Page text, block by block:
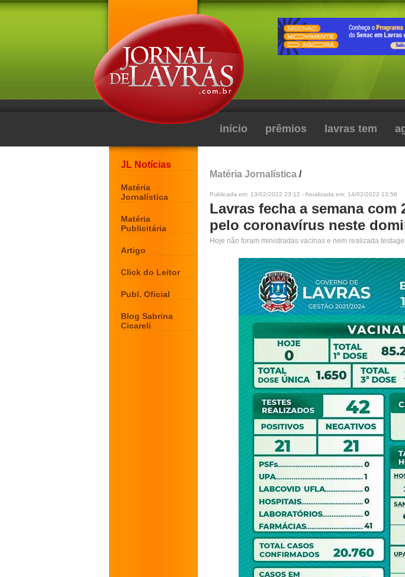
início prêmios lavras tem
JL Notícias
Matéria
Jornalística
Matéria
Publicitária
Artigo
Click do Leitor
Publ. Oficial
Blog Sabrina
Cicareli
Matéria Jornalística /
Publicada em: 13/02/2022 23:12 - Atualizada em: 14/02/2022 13:56
Lavras fecha a semana com
pelo coronavírus neste
Hoje não foram ministradas vacinas e nem realizada